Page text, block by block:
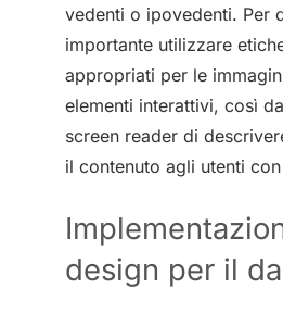
vedenti o ipovedenti. Per
importante utilizzare
appropriati per le
elementi interattivi, così
screen reader di
il contenuto agli utenti
design per il